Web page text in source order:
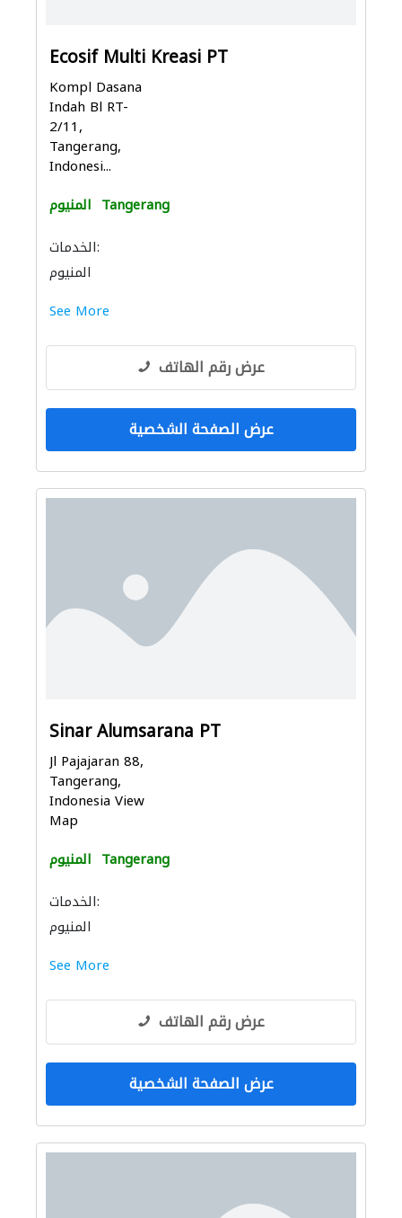
Ecosif Multi Kreasi PT
Kompl Dasana
Indah Bl RT-
2/11,
Tangerang,
Indonesi...
المنيوم Tangerang
الخدمات:
المنيوم
See More
عرض رقم الهاتف
عرض الصفحة الشخصية
Sinar Alumsarana PT
Jl Pajajaran 88,
Tangerang,
Indonesia View
Map
المنيوم Tangerang
الخدمات:
المنيوم
See More
عرض رقم الهاتف
عرض الصفحة الشخصية